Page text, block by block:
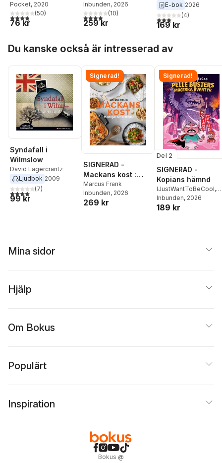
Pocket, 2020
3,8utav 5 stjärnor. Totalt antal röster:
(50)
76 kr
Inbunden, 2026
4,0utav 5 stjärnor. Totalt antal röster:
(10)
259 kr
E-bok 2026
3,0utav 5 stjärnor.
(4)
169 kr
Du kanske också är intresserad av
Syndafall i
Wilmslow
David Lagercrantz
Ljudbok 2009
4,0utav 5 stjärnor. Totalt antal röster:
(7)
99 kr
Signerad!
SIGNERAD -
Mackans kost :
Middagar och
matlådor
Marcus Frank
Inbunden, 2026
269 kr
Signerad!
Del 2
SIGNERAD -
Kopians hämnd
IJustWantToBeCool,
Joel Adolphson
Ejdemo Beer
Inbunden, 2026
189 kr
Mina sidor
Hjälp
Om Bokus
Populärt
Inspiration
Bokus @